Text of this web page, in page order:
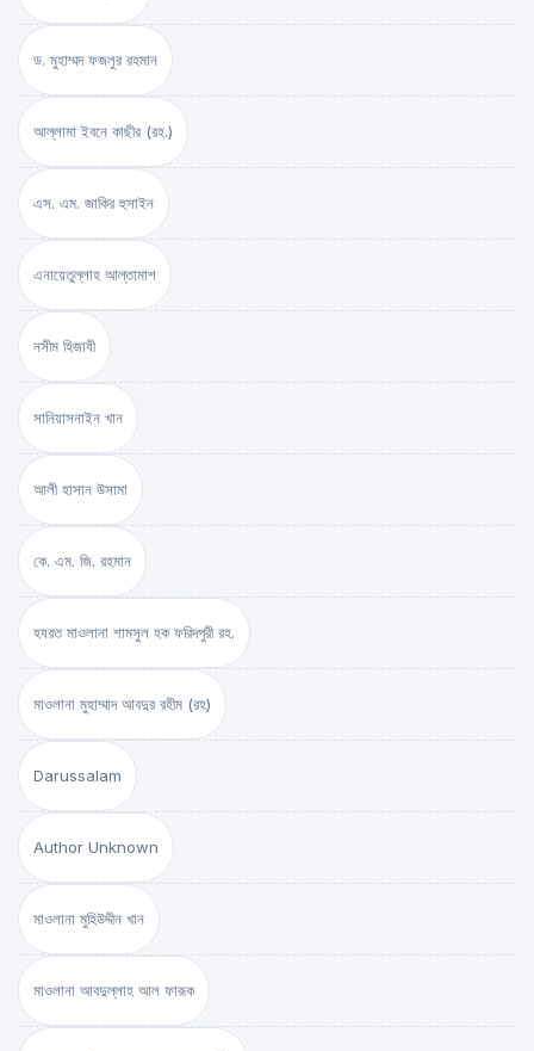
ড. মুহাম্মদ ফজলুর রহমান
আল্লামা ইবনে কাছীর (রহ.)
এস. এম. জাকির হুসাইন
এনায়েতুল্লাহ আল্‌তামাশ
নসীম হিজাযী
সানিয়াসনাইন খান
আলী হাসান উসামা
কে. এম. জি. রহমান
হযরত মাওলানা শামসুল হক ফরিদপুরী রহ.
মাওলানা মুহাম্মাদ আবদুর রহীম (রহ)
Darussalam
Author Unknown
মাওলানা মুহিউদ্দীন খান
মাওলানা আবদুল্লাহ আল ফারূক